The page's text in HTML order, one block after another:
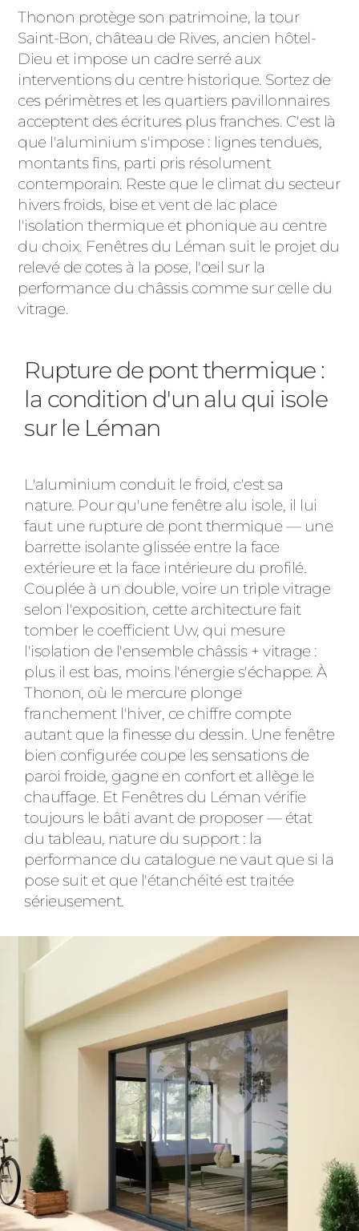
Thonon protège son patrimoine, la tour
Saint-Bon, château de Rives, ancien hôtel-
Dieu et impose un cadre serré aux
interventions du centre historique. Sortez de
ces périmètres et les quartiers pavillonnaires
acceptent des écritures plus franches. C'est là
que l'aluminium s'impose : lignes tendues,
montants fins, parti pris résolument
contemporain. Reste que le climat du secteur
hivers froids, bise et vent de lac place
l'isolation thermique et phonique au centre
du choix. Fenêtres du Léman suit le projet du
relevé de cotes à la pose, l'œil sur la
performance du châssis comme sur celle du
vitrage.
Rupture de pont thermique :
la condition d'un alu qui isole
sur le Léman
L'aluminium conduit le froid, c'est sa
nature. Pour qu'une fenêtre alu isole, il lui
faut une rupture de pont thermique — une
barrette isolante glissée entre la face
extérieure et la face intérieure du profilé.
Couplée à un double, voire un triple vitrage
selon l'exposition, cette architecture fait
tomber le coefficient Uw, qui mesure
l'isolation de l'ensemble châssis + vitrage :
plus il est bas, moins l'énergie s'échappe. À
Thonon, où le mercure plonge
franchement l'hiver, ce chiffre compte
autant que la finesse du dessin. Une fenêtre
bien configurée coupe les sensations de
paroi froide, gagne en confort et allège le
chauffage. Et Fenêtres du Léman vérifie
toujours le bâti avant de proposer — état
du tableau, nature du support : la
performance du catalogue ne vaut que si la
pose suit et que l'étanchéité est traitée
sérieusement.